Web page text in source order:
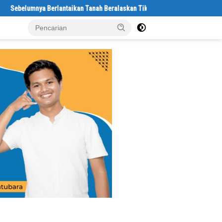
Berlantaikan Tanah Beralaskan Tikar, Kini Ibu Paijem Nikmati Lantai